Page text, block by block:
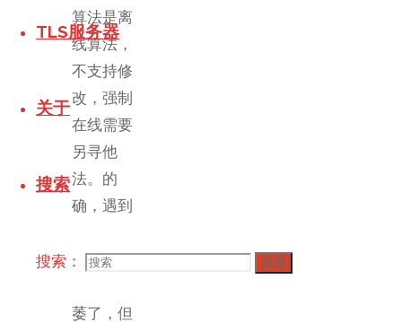
TLS服务器
关于
搜索
搜索： 搜索
算法是离
线算法，
不支持修
改，强制
在线需要
另寻他
法。的
确，遇到
的题目莫
萎了，但